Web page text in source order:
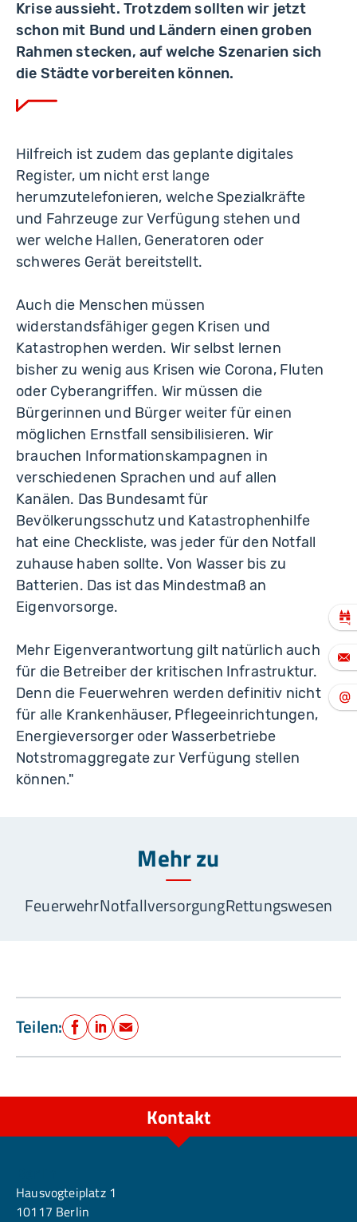
Krise aussieht. Trotzdem sollten wir jetzt
schon mit Bund und Ländern einen groben
Rahmen stecken, auf welche Szenarien sich
die Städte vorbereiten können.
Hilfreich ist zudem das geplante digitales
Register, um nicht erst lange
herumzutelefonieren, welche Spezialkräfte
und Fahrzeuge zur Verfügung stehen und
wer welche Hallen, Generatoren oder
schweres Gerät bereitstellt.
Auch die Menschen müssen
widerstandsfähiger gegen Krisen und
Katastrophen werden. Wir selbst lernen
bisher zu wenig aus Krisen wie Corona, Fluten
oder Cyberangriffen. Wir müssen die
Bürgerinnen und Bürger weiter für einen
möglichen Ernstfall sensibilisieren. Wir
brauchen Informationskampagnen in
verschiedenen Sprachen und auf allen
Kanälen. Das Bundesamt für
Bevölkerungsschutz und Katastrophenhilfe
hat eine Checkliste, was jeder für den Notfall
zuhause haben sollte. Von Wasser bis zu
Batterien. Das ist das Mindestmaß an
Eigenvorsorge.
Mehr Eigenverantwortung gilt natürlich auch
für die Betreiber der kritischen Infrastruktur.
Denn die Feuerwehren werden definitiv nicht
für alle Krankenhäuser, Pflegeeinrichtungen,
Energieversorger oder Wasserbetriebe
Notstromaggregate zur Verfügung stellen
können."
Mehr zu
FeuerwehrNotfallversorgungRettungswesen
Teilen: Facebook
LinkedIn
E-Mail
Kontakt
Hausvogteiplatz 1
10117 Berlin